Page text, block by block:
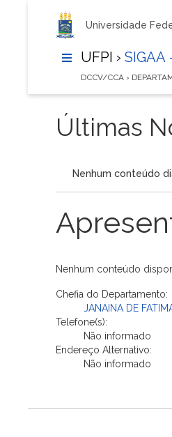
Universidade
UFPI ›
DCCV/CCA ›
Últimas
Nenhum conteúdo
Nenhum conteúdo
Chefia do Departamento:
JANAINA DE
Telefone(s):
Não informado
Endereço Alternativo:
Não informado